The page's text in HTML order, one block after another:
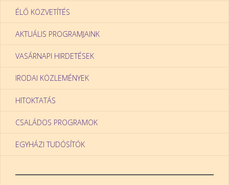
ÉLŐ KÖZVETÍTÉS
AKTUÁLIS PROGRAMJAINK
VASÁRNAPI HIRDETÉSEK
IRODAI KÖZLEMÉNYEK
HITOKTATÁS
CSALÁDOS PROGRAMOK
EGYHÁZI TUDÓSÍTÓK